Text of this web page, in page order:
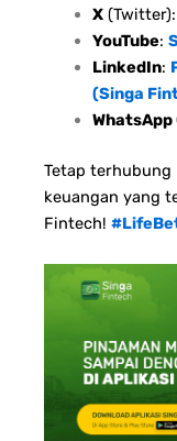
X(Twitter):
YouTube:
LinkedIn:
(Singa
WhatsApp
Tetap terhubung
keuangan yang
Fintech!